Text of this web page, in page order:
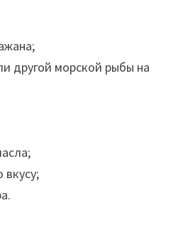
другой морской рыбы на
вкусу;